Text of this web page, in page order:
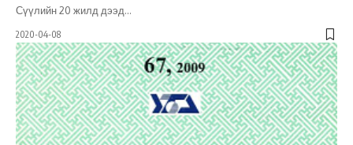
Сүүлийн 20 жилд дээд…
2020-04-08